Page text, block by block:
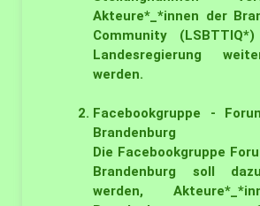
Akteure*_*innen der
Community
Landesregierung
werden.
Facebookgruppe -
Brandenburg
Die Facebookgruppe
Brandenburg soll
werden,